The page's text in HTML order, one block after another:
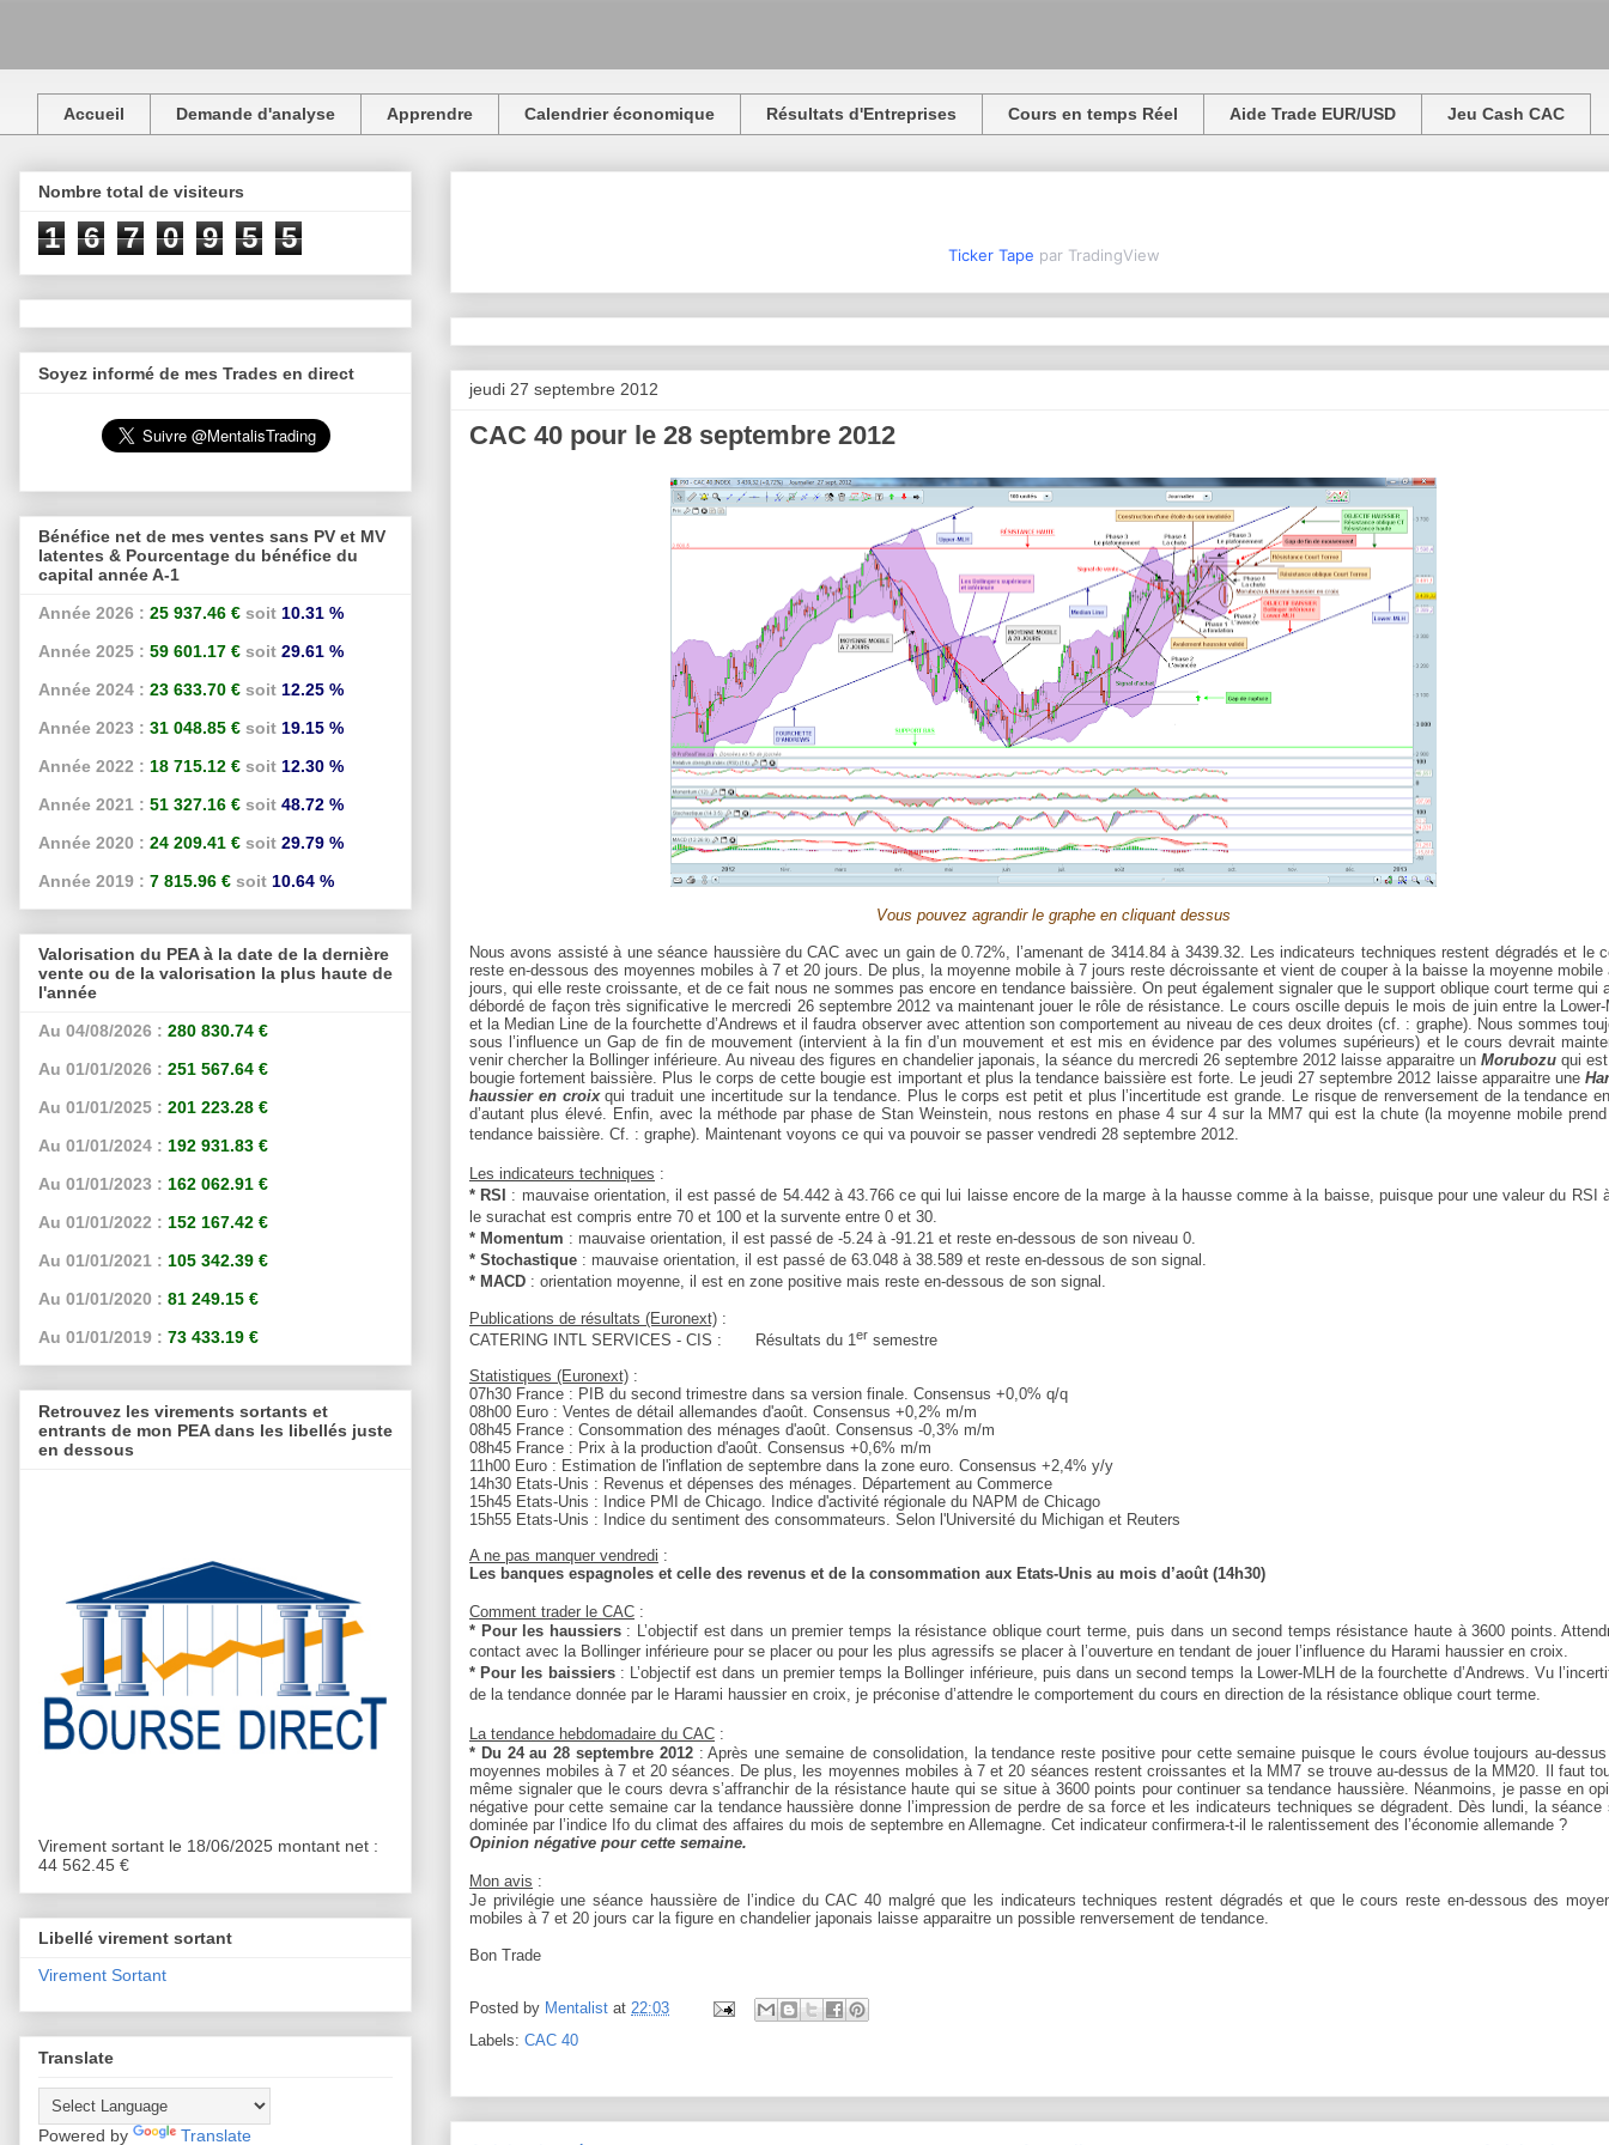
Accueil Demande d'analyse Apprendre Calendrier économique Résultats d'Entreprises Cours en temps Réel Aide Trade EUR/USD Jeu Cash CAC
Ticker Tape par TradingView
jeudi 27 septembre 2012
CAC 40 pour le 28 septembre 2012
Vous pouvez agrandir le graphe en cliquant dessus
Nous avons assisté à une séance haussière du CAC avec un gain de 0.72%, l’amenant de 3414.84 à 3439.32. Les indicateurs techniques restent dégradés et le
reste en-dessous des moyennes mobiles à 7 et 20 jours. De plus, la moyenne mobile à 7 jours reste décroissante et vient de couper à la baisse la moyenne mobile
jours, qui elle reste croissante, et de ce fait nous ne sommes pas encore en tendance baissière. On peut également signaler que le support oblique court terme qui
débordé de façon très significative le mercredi 26 septembre 2012 va maintenant jouer le rôle de résistance. Le cours oscille depuis le mois de juin entre la Lower-
et la Median Line de la fourchette d’Andrews et il faudra observer avec attention son comportement au niveau de ces deux droites (cf. : graphe). Nous sommes
sous l’influence un Gap de fin de mouvement (intervient à la fin d’un mouvement et est mis en évidence par des volumes supérieurs) et le cours devrait
venir chercher la Bollinger inférieure. Au niveau des figures en chandelier japonais, la séance du mercredi 26 septembre 2012 laisse apparaitre un Morubozu qui
bougie fortement baissière. Plus le corps de cette bougie est important et plus la tendance baissière est forte. Le jeudi 27 septembre 2012 laisse apparaitre une
haussier en croixqui traduit une incertitude sur la tendance. Plus le corps est petit et plus l’incertitude est grande. Le risque de renversement de la tendance
d’autant plus élevé. Enfin, avec la méthode par phase de Stan Weinstein, nous restons en phase 4 sur 4 sur la MM7 qui est la chute (la moyenne mobile
tendance baissière. Cf. : graphe). Maintenant voyons ce qui va pouvoir se passer vendredi 28 septembre 2012.
Les indicateurs techniques :
* RSI
: mauvaise orientation, il est passé de 54.442 à 43.766 ce qui lui laisse encore de la marge à la hausse comme à la baisse, puisque pour une valeur du RSI
le surachat est compris entre 70 et 100 et la survente entre 0 et 30.
* Momentum : mauvaise orientation, il est passé de -5.24 à -91.21 et reste en-dessous de son niveau 0.
* Stochastique : mauvaise orientation, il est passé de 63.048 à 38.589 et reste en-dessous de son signal.
* MACD : orientation moyenne, il est en zone positive mais reste en-dessous de son signal.
Publications de résultats (Euronext) :
CATERING INTL SERVICES - CIS :
Résultats du 1er semestre
Statistiques (Euronext) :
07h30 France : PIB du second trimestre dans sa version finale. Consensus +0,0% q/q
08h00 Euro : Ventes de détail allemandes d'août. Consensus +0,2% m/m
08h45 France : Consommation des ménages d'août. Consensus -0,3% m/m
08h45 France : Prix à la production d'août. Consensus +0,6% m/m
11h00 Euro : Estimation de l'inflation de septembre dans la zone euro. Consensus +2,4% y/y
14h30 Etats-Unis : Revenus et dépenses des ménages. Département au Commerce
15h45 Etats-Unis : Indice PMI de Chicago. Indice d'activité régionale du NAPM de Chicago
15h55 Etats-Unis : Indice du sentiment des consommateurs. Selon l'Université du Michigan et Reuters
A ne pas manquer vendredi :
Les banques espagnoles et celle des revenus et de la consommation aux Etats-Unis au mois d’août (14h30)
Comment trader le CAC :
* Pour les haussiers: L’objectif est dans un premier temps la résistance oblique court terme, puis dans un second temps résistance haute à 3600 points.
contact avec la Bollinger inférieure pour se placer ou pour les plus agressifs se placer à l’ouverture en tendant de jouer l’influence du Harami haussier en croix.
* Pour les baissiers : L’objectif est dans un premier temps la Bollinger inférieure, puis dans un second temps la Lower-MLH de la fourchette d’Andrews. Vu
de la tendance donnée par le Harami haussier en croix, je préconise d’attendre le comportement du cours en direction de la résistance oblique court terme.
La tendance hebdomadaire du CAC :
* Du 24 au 28 septembre 2012 : Après une semaine de consolidation, la tendance reste positive pour cette semaine puisque le cours évolue toujours au-
moyennes mobiles à 7 et 20 séances. De plus, les moyennes mobiles à 7 et 20 séances restent croissantes et la MM7 se trouve au-dessus de la MM20. Il faut
même signaler que le cours devra s’affranchir de la résistance haute qui se situe à 3600 points pour continuer sa tendance haussière. Néanmoins, je passe en
négative pour cette semaine car la tendance haussière donne l’impression de perdre de sa force et les indicateurs techniques se dégradent. Dès lundi, la séance
dominée par l’indice Ifo du climat des affaires du mois de septembre en Allemagne. Cet indicateur confirmera-t-il le ralentissement des l’économie allemande ?
Opinion négative pour cette semaine.
Mon avis :
Je privilégie une séance haussière de l’indice du CAC 40 malgré que les indicateurs techniques restent dégradés et que le cours reste en-dessous des
mobiles à 7 et 20 jours car la figure en chandelier japonais laisse apparaitre un possible renversement de tendance.
Bon Trade
Posted by Mentalist at 22:03
Labels: CAC 40
Nombre total de visiteurs
1 6 7 0 9 5 5
Soyez informé de mes Trades en direct
Bénéfice net de mes ventes sans PV et MV
latentes & Pourcentage du bénéfice du
capital année A-1
Année 2026 : 25 937.46 € soit 10.31 %
Année 2025 : 59 601.17 € soit 29.61 %
Année 2024 : 23 633.70 € soit 12.25 %
Année 2023 : 31 048.85 € soit 19.15 %
Année 2022 : 18 715.12 € soit 12.30 %
Année 2021 : 51 327.16 € soit 48.72 %
Année 2020 : 24 209.41 € soit 29.79 %
Année 2019 : 7 815.96 € soit 10.64 %
Valorisation du PEA à la date de la dernière
vente ou de la valorisation la plus haute de
l'année
Au 04/08/2026 : 280 830.74 €
Au 01/01/2026 : 251 567.64 €
Au 01/01/2025 : 201 223.28 €
Au 01/01/2024 : 192 931.83 €
Au 01/01/2023 : 162 062.91 €
Au 01/01/2022 : 152 167.42 €
Au 01/01/2021 : 105 342.39 €
Au 01/01/2020 : 81 249.15 €
Au 01/01/2019 : 73 433.19 €
Retrouvez les virements sortants et
entrants de mon PEA dans les libellés juste
en dessous
Virement sortant le 18/06/2025 montant net :
44 562.45 €
Libellé virement sortant
Virement Sortant
Translate
Powered by Translate